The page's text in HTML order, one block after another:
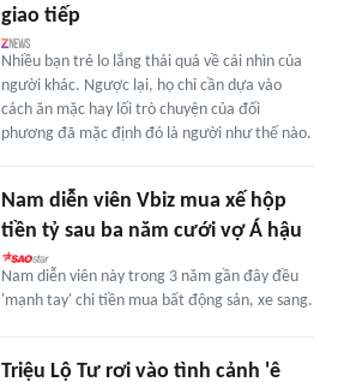
giao tiếp
Nhiều bạn trẻ lo lắng thái quá về cái nhìn của
người khác. Ngược lại, họ chỉ cần dựa vào
cách ăn mặc hay lối trò chuyện của đối
phương đã mặc định đó là người như thế nào.
Nam diễn viên Vbiz mua xế hộp
tiền tỷ sau ba năm cưới vợ Á hậu
Nam diễn viên này trong 3 năm gần đây đều
'mạnh tay' chi tiền mua bất động sản, xe sang.
Triệu Lộ Tư rơi vào tình cảnh 'ê